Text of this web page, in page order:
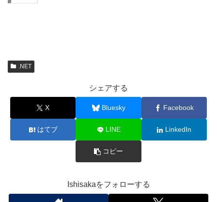
.NET
シェアする
X Bluesky Facebook
はてブ LINE LinkedIn
コピー
Ishisakaをフォローする